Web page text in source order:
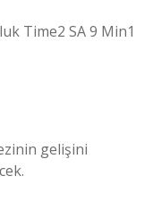
Time2 SA 9 Min1
gelişini